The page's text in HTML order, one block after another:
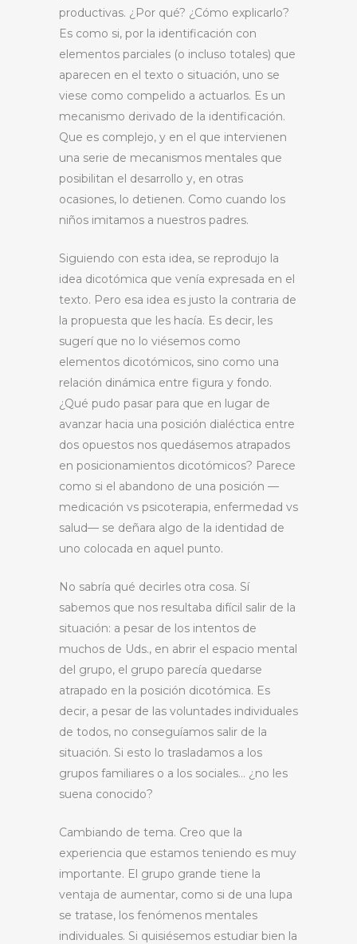
productivas. ¿Por qué? ¿Cómo explicarlo?
Es como si, por la identificación con
elementos parciales (o incluso totales) que
aparecen en el texto o situación, uno se
viese como compelido a actuarlos. Es un
mecanismo derivado de la identificación.
Que es complejo, y en el que intervienen
una serie de mecanismos mentales que
posibilitan el desarrollo y, en otras
ocasiones, lo detienen. Como cuando los
niños imitamos a nuestros padres.
Siguiendo con esta idea, se reprodujo la
idea dicotómica que venía expresada en el
texto. Pero esa idea es justo la contraria de
la propuesta que les hacía. Es decir, les
sugerí que no lo viésemos como
elementos dicotómicos, sino como una
relación dinámica entre figura y fondo.
¿Qué pudo pasar para que en lugar de
avanzar hacia una posición dialéctica entre
dos opuestos nos quedásemos atrapados
en posicionamientos dicotómicos? Parece
como si el abandono de una posición —
medicación vs psicoterapia, enfermedad vs
salud— se deñara algo de la identidad de
uno colocada en aquel punto.
No sabría qué decirles otra cosa. Sí
sabemos que nos resultaba difícil salir de la
situación: a pesar de los intentos de
muchos de Uds., en abrir el espacio mental
del grupo, el grupo parecía quedarse
atrapado en la posición dicotómica. Es
decir, a pesar de las voluntades individuales
de todos, no conseguíamos salir de la
situación. Si esto lo trasladamos a los
grupos familiares o a los sociales… ¿no les
suena conocido?
Cambiando de tema. Creo que la
experiencia que estamos teniendo es muy
importante. El grupo grande tiene la
ventaja de aumentar, como si de una lupa
se tratase, los fenómenos mentales
individuales. Si quisiésemos estudiar bien la